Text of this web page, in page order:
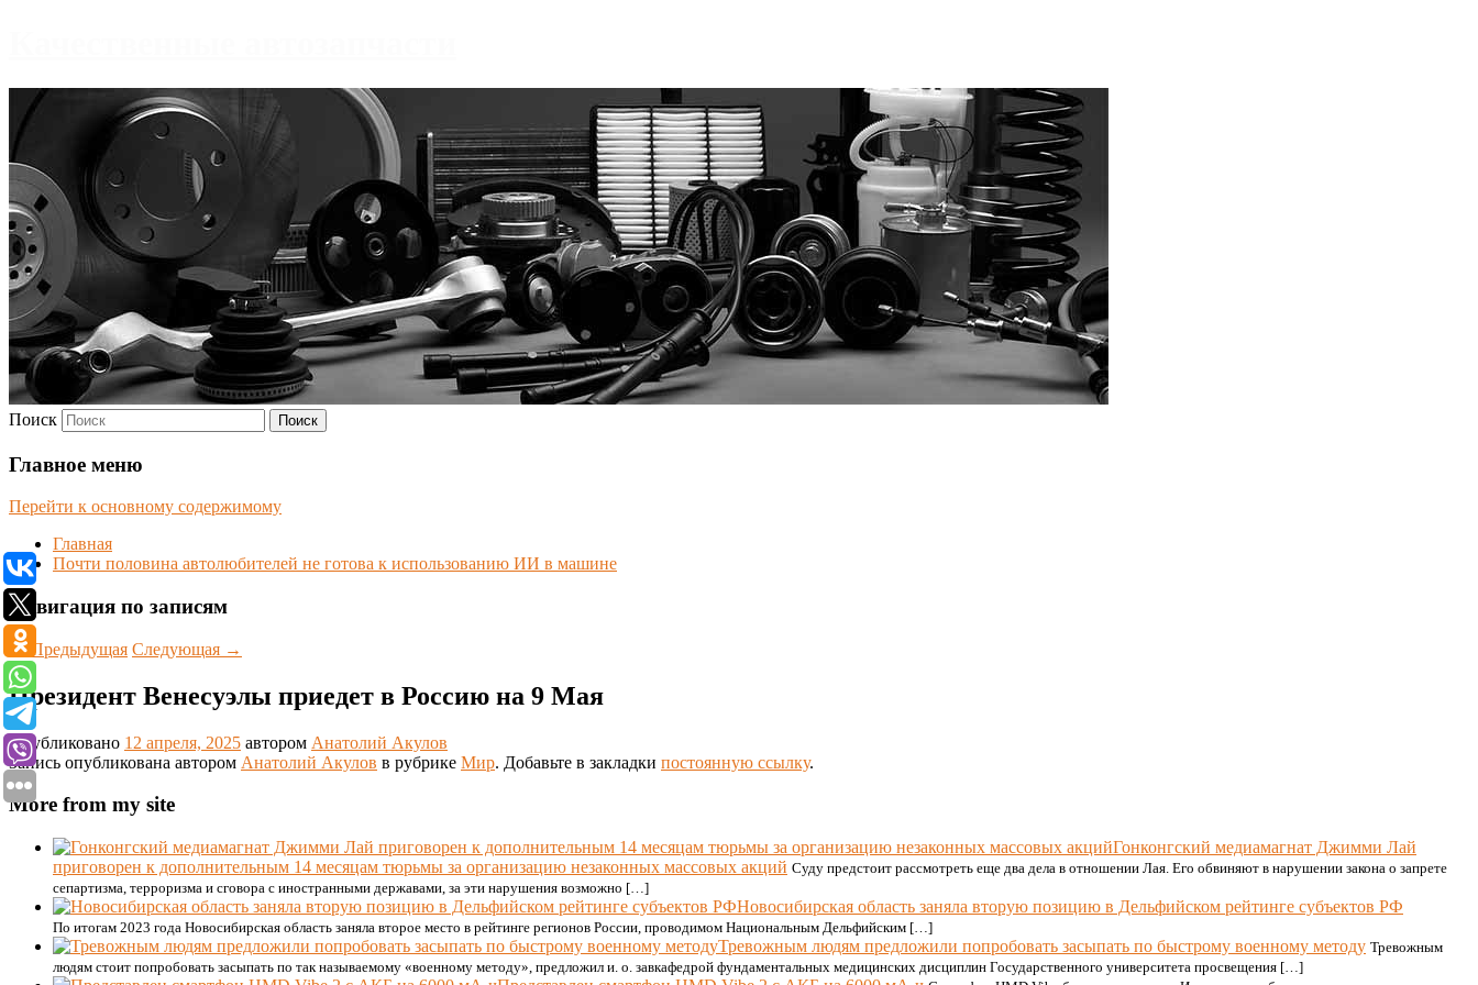
Поиск
Главное меню
Перейти к основному содержимому
Главная
Почти половина автолюбителей не готова к использованию ИИ в машине
Навигация по записям
←Предыдущая Следующая →
Президент Венесуэлы приедет в Россию на 9 Мая
Опубликовано 12 апреля, 2025 автором Анатолий Акулов
Запись опубликована автором Анатолий Акулов в рубрике Мир. Добавьте в закладки постоянную ссылку.
More from my site
Гонконгский медиамагнат Джимми Лай
приговорен к дополнительным 14 месяцам тюрьмы за организацию незаконных массовых акций Суду предстоит рассмотреть еще два дела в отношении Лая. Его обвиняют в нарушении закона о запрете
сепартизма, терроризма и сговора с иностранными державами, за эти нарушения возможно […]
Новосибирская область заняла вторую позицию в Дельфийском рейтинге субъектов РФ
По итогам 2023 года Новосибирская область заняла второе место в рейтинге регионов России, проводимом Национальным Дельфийским […]
Тревожным людям предложили попробовать засыпать по быстрому военному методу Тревожным
людям стоит попробовать засыпать по так называемому «военному методу», предложил и. о. завкафедрой фундаментальных медицинских дисциплин Государственного университета просвещения […]